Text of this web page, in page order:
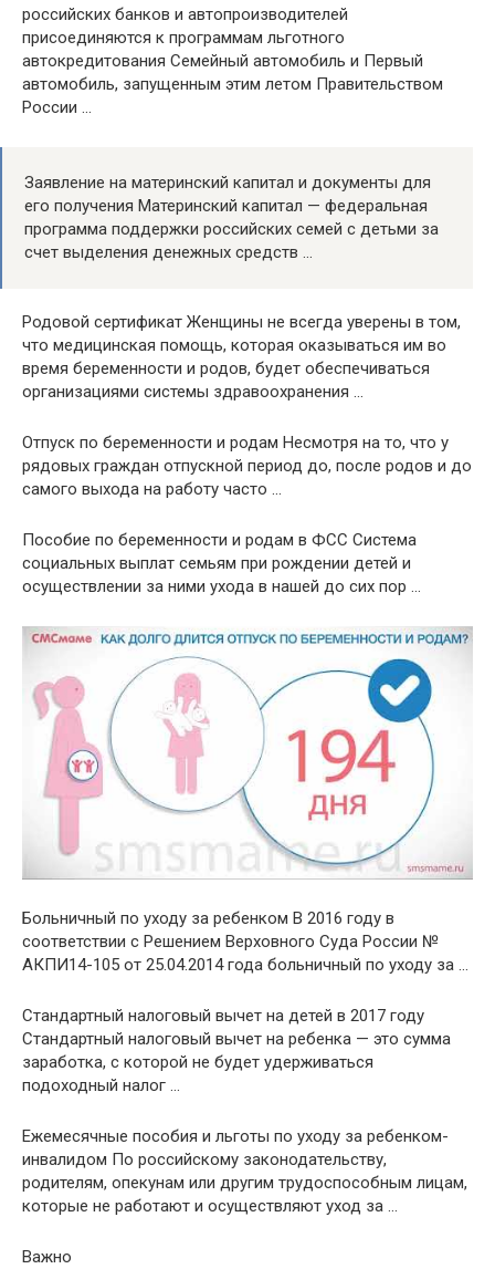
российских банков и автопроизводителей
присоединяются к программам льготного
автокредитования Семейный автомобиль и Первый
автомобиль, запущенным этим летом Правительством
России …
Заявление на материнский капитал и документы для
его получения Материнский капитал — федеральная
программа поддержки российских семей с детьми за
счет выделения денежных средств …
Родовой сертификат Женщины не всегда уверены в том,
что медицинская помощь, которая оказываться им во
время беременности и родов, будет обеспечиваться
организациями системы здравоохранения …
Отпуск по беременности и родам Несмотря на то, что у
рядовых граждан отпускной период до, после родов и до
самого выхода на работу часто …
Пособие по беременности и родам в ФСС Система
социальных выплат семьям при рождении детей и
осуществлении за ними ухода в нашей до сих пор …
Больничный по уходу за ребенком В 2016 году в
соответствии с Решением Верховного Суда России №
АКПИ14-105 от 25.04.2014 года больничный по уходу за …
Стандартный налоговый вычет на детей в 2017 году
Стандартный налоговый вычет на ребенка — это сумма
заработка, с которой не будет удерживаться
подоходный налог …
Ежемесячные пособия и льготы по уходу за ребенком-
инвалидом По российскому законодательству,
родителям, опекунам или другим трудоспособным лицам,
которые не работают и осуществляют уход за …
Важно